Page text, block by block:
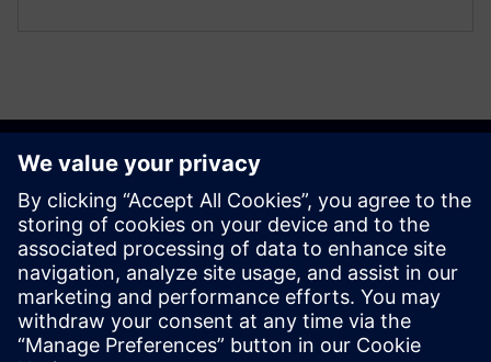
Kom i gang
Kontakt oss